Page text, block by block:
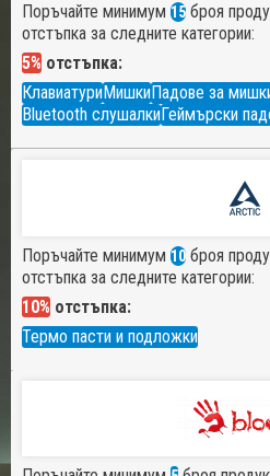
Поръчайте минимум 15 броя
отстъпка за следните категории:
5% отстъпка:
КлавиатуриМишкиПадове за
Bluetooth слушалкиГеймърски
Поръчайте минимум 10 броя
отстъпка за следните категории:
10% отстъпка:
Термо пасти и подложки